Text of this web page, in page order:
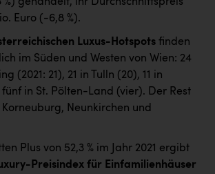
%) gehandelt, ihr Durchschnittspreis
Euro (-6,8 %).
Luxus-Hotspots finden
im Süden und Westen von Wien: 24
(2021: 21), 21 in Tulln (20), 11 in
in St. Pölten-Land (vier). Der Rest
Neunkirchen und
Plus von 52,3 % im Jahr 2021 ergibt
Preisindex für Einfamilienhäuser